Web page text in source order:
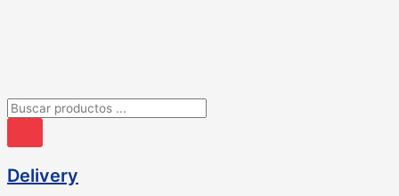
Búsqueda
productos
Delivery